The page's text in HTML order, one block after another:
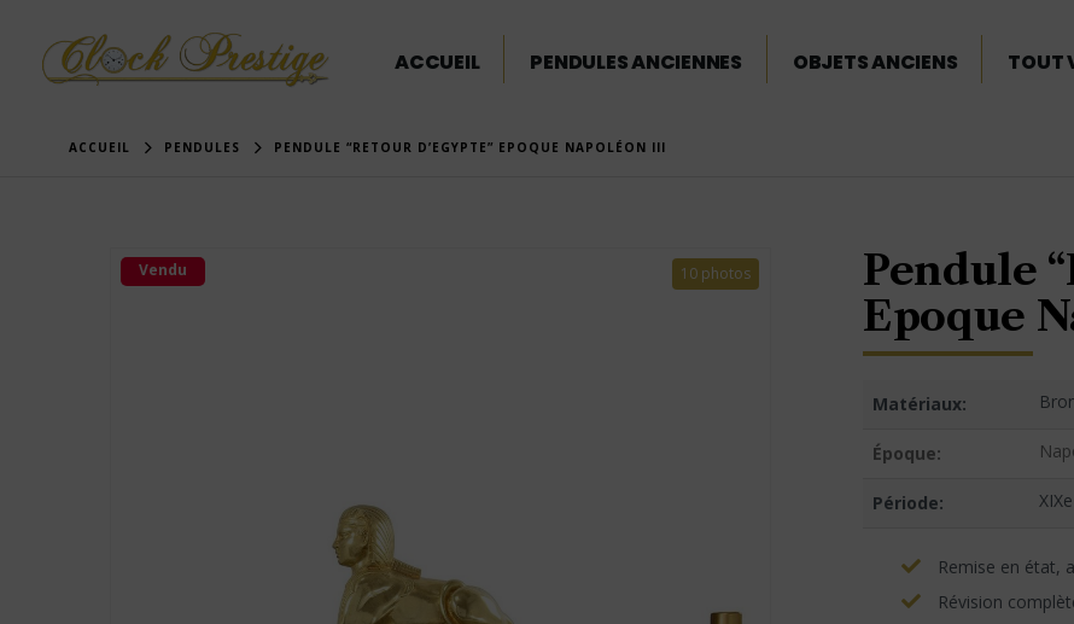
ACCUEIL PENDULES ANCIENNES OBJETS ANCIENS TOUT
ACCUEIL PENDULES PENDULE “RETOUR D’EGYPTE” EPOQUE NAPOLÉON III
10 photos
Vendu
Pendule
Epoque
Matériaux:
Époque:
Période:
Remise en état,
Révision